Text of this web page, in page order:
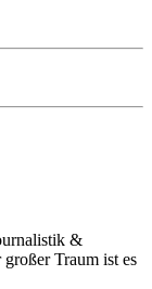
&
Traum ist es